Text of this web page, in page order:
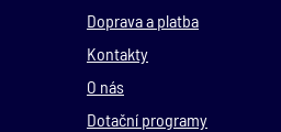
Doprava a platba
Kontakty
O nás
Dotační programy